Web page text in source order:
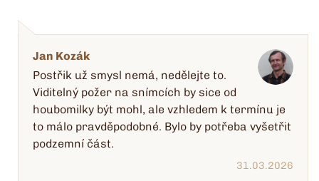
Jan Kozák
Postřik už smysl nemá, nedělejte to.
Viditelný požer na snímcích by sice od
houbomilky být mohl, ale vzhledem k termínu je
to málo pravděpodobné. Bylo by potřeba vyšetřit
podzemní část.
31.03.2026